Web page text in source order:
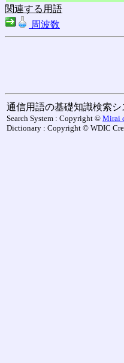
関連する用語
周波数
通信用語の基礎知識検索シ
Search System : Copyright © Mirai
Dictionary : Copyright © WDIC